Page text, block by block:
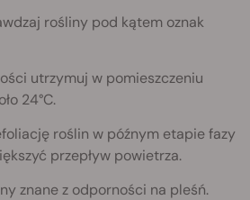
rośliny pod kątem oznak
utrzymuj w pomieszczeniu
24°C.
roślin w późnym etapie fazy
przepływ powietrza.
znane z odporności na pleśń.